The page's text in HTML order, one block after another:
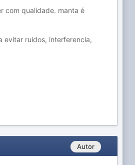
com qualidade. manta é
evitar ruidos, interferencia,
Autor